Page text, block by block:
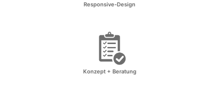
Responsive-Design
Konzept + Beratung